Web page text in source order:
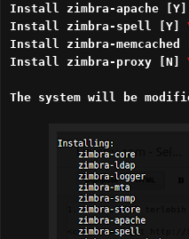
Install zimbra-apache [Y]
Install zimbra-spell [Y]
Install zimbra-memcached
Install zimbra-proxy [N]
The system will be